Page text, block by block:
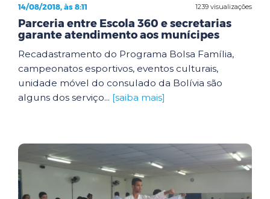
1239 visualizações
14/08/2018, às 8:11
Parceria entre Escola 360 e secretarias
garante atendimento aos munícipes
Recadastramento do Programa Bolsa Família,
campeonatos esportivos, eventos culturais,
unidade móvel do consulado da Bolívia são
alguns dos serviço... [saiba mais]